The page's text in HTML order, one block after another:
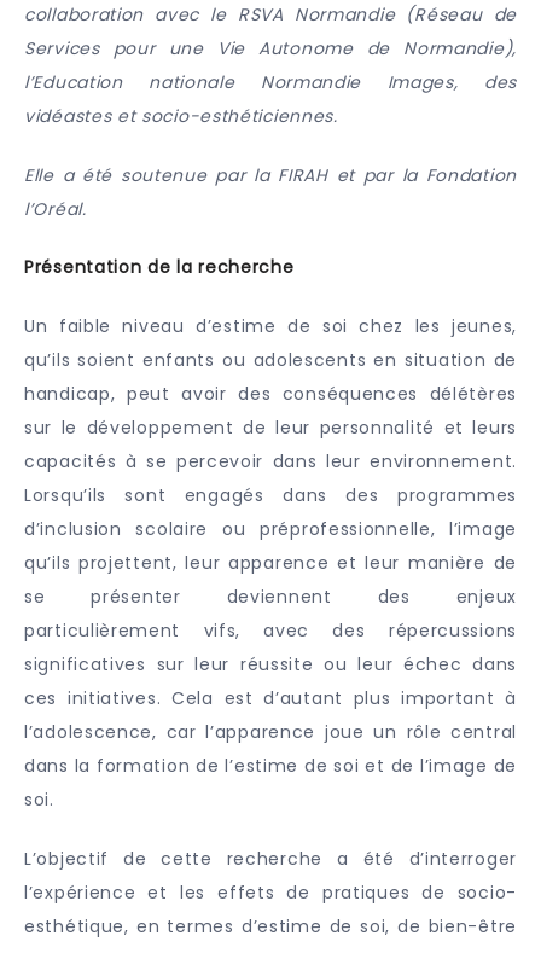
collaboration avec le RSVA Normandie (Réseau de
Services pour une Vie Autonome de Normandie),
l’Education nationale Normandie Images, des
vidéastes et socio-esthéticiennes.
Elle a été soutenue par la FIRAH et par la Fondation
l’Oréal.
Présentation de la recherche
Un faible niveau d’estime de soi chez les jeunes,
qu’ils soient enfants ou adolescents en situation de
handicap, peut avoir des conséquences délétères
sur le développement de leur personnalité et leurs
capacités à se percevoir dans leur environnement.
Lorsqu’ils sont engagés dans des programmes
d’inclusion scolaire ou préprofessionnelle, l’image
qu’ils projettent, leur apparence et leur manière de
se présenter deviennent des enjeux
particulièrement vifs, avec des répercussions
significatives sur leur réussite ou leur échec dans
ces initiatives. Cela est d’autant plus important à
l’adolescence, car l’apparence joue un rôle central
dans la formation de l’estime de soi et de l’image de
soi.
L’objectif de cette recherche a été d’interroger
l’expérience et les effets de pratiques de socio-
esthétique, en termes d’estime de soi, de bien-être